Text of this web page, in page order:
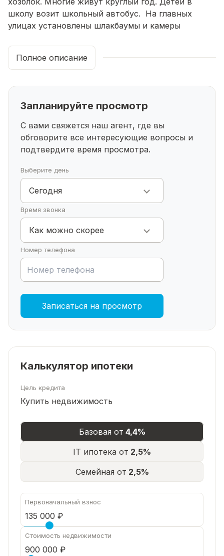
школу возит школьный автобус. На главных
улицах установлены шлакбаумы и камеры
Один взрослый собственник. Без долгов и
обременений.
показ!
Полное описание
Запланируйте просмотр
С вами свяжется наш агент, где вы
обговорите все интересующие вопросы и
подтвердите время просмотра.
Выберите день
Сегодня
Время звонка
Как можно скорее
Номер телефона
Записаться на просмотр
Калькулятор ипотеки
Цель кредита
Купить недвижимость
Базовая от 4,4%
IT ипотека от 2,5%
Семейная от 2,5%
Первоначальный взнос
Стоимость недвижимости